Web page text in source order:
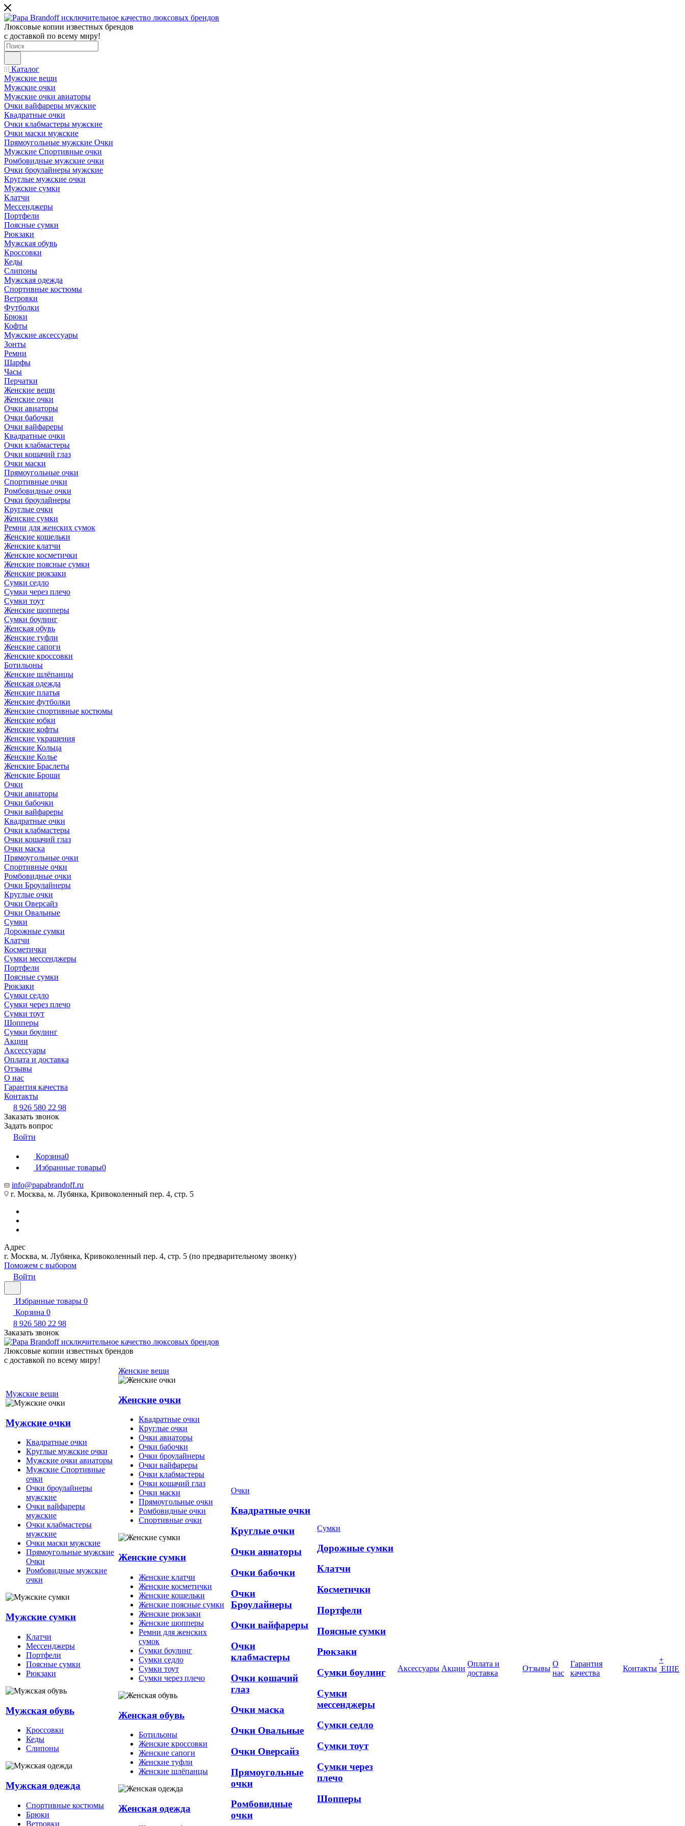
Люксовые копии известных брендов
с доставкой по всему миру!
Каталог
Мужские вещи
Мужские очки
Мужские очки авиаторы
Очки вайфареры мужские
Квадратные очки
Очки клабмастеры мужские
Очки маски мужские
Прямоугольные мужские Очки
Мужские Спортивные очки
Ромбовидные мужские очки
Очки броулайнеры мужские
Круглые мужские очки
Мужские сумки
Клатчи
Мессенджеры
Портфели
Поясные сумки
Рюкзаки
Мужская обувь
Кроссовки
Кеды
Слипоны
Мужская одежда
Спортивные костюмы
Ветровки
Футболки
Брюки
Кофты
Мужские аксессуары
Зонты
Ремни
Шарфы
Часы
Перчатки
Женские вещи
Женские очки
Очки авиаторы
Очки бабочки
Очки вайфареры
Квадратные очки
Очки клабмастеры
Очки кошачий глаз
Очки маски
Прямоугольные очки
Спортивные очки
Ромбовидные очки
Очки броулайнеры
Круглые очки
Женские сумки
Ремни для женских сумок
Женские кошельки
Женские клатчи
Женские косметички
Женские поясные сумки
Женские рюкзаки
Сумки седло
Сумки через плечо
Сумки тоут
Женские шопперы
Сумки боулинг
Женская обувь
Женские туфли
Женские сапоги
Женские кроссовки
Ботильоны
Женские шлёпанцы
Женская одежда
Женские платья
Женские футболки
Женские спортивные костюмы
Женские юбки
Женские кофты
Женские украшения
Женские Кольца
Женские Колье
Женские Браслеты
Женские Броши
Очки
Очки авиаторы
Очки бабочки
Очки вайфареры
Квадратные очки
Очки клабмастеры
Очки кошачий глаз
Очки маска
Прямоугольные очки
Спортивные очки
Ромбовидные очки
Очки Броулайнеры
Круглые очки
Очки Оверсайз
Очки Овальные
Сумки
Дорожные сумки
Клатчи
Косметички
Сумки мессенджеры
Портфели
Поясные сумки
Рюкзаки
Сумки седло
Сумки через плечо
Сумки тоут
Шопперы
Сумки боулинг
Акции
Аксессуары
Оплата и доставка
Отзывы
О нас
Гарантия качества
Контакты
8 926 580 22 98
Заказать звонок
Задать вопрос
Войти
Корзина0
Избранные товары0
info@papabrandoff.ru
г. Москва, м. Лубянка, Кривоколенный пер. 4, стр. 5
Адрес
г. Москва, м. Лубянка, Кривоколенный пер. 4, стр. 5 (по предварительному звонку)
Поможем с выбором
Войти
Избранные товары 0
Корзина 0
8 926 580 22 98
Заказать звонок
Люксовые копии известных брендов
с доставкой по всему миру!
Мужские вещи
Мужские очки
Квадратные очки
Круглые мужские очки
Мужские очки авиаторы
Мужские Спортивные
очки
Очки броулайнеры
мужские
Очки вайфареры
мужские
Очки клабмастеры
мужские
Очки маски мужские
Прямоугольные мужские
Очки
Ромбовидные мужские
очки
Мужские сумки
Клатчи
Мессенджеры
Портфели
Поясные сумки
Рюкзаки
Мужская обувь
Кроссовки
Кеды
Слипоны
Мужская одежда
Спортивные костюмы
Брюки
Ветровки
Женские вещи
Женские очки
Квадратные очки
Круглые очки
Очки авиаторы
Очки бабочки
Очки броулайнеры
Очки вайфареры
Очки клабмастеры
Очки кошачий глаз
Очки маски
Прямоугольные очки
Ромбовидные очки
Спортивные очки
Женские сумки
Женские клатчи
Женские косметички
Женские кошельки
Женские поясные сумки
Женские рюкзаки
Женские шопперы
Ремни для женских
сумок
Сумки боулинг
Сумки седло
Сумки тоут
Сумки через плечо
Женская обувь
Ботильоны
Женские кроссовки
Женские сапоги
Женские туфли
Женские шлёпанцы
Женская одежда
Очки
Квадратные очки
Круглые очки
Очки авиаторы
Очки бабочки
Очки
Броулайнеры
Очки вайфареры
Очки
клабмастеры
Очки кошачий
глаз
Очки маска
Очки Овальные
Очки Оверсайз
Прямоугольные
очки
Ромбовидные
очки
Сумки
Дорожные сумки
Клатчи
Косметички
Портфели
Поясные сумки
Рюкзаки
Сумки боулинг
Сумки
мессенджеры
Сумки седло
Сумки тоут
Сумки через
плечо
Шопперы
Аксессуары Акции
Оплата и
доставка
Отзывы
О
нас
Гарантия
качества
Контакты
+
ЕЩЕ